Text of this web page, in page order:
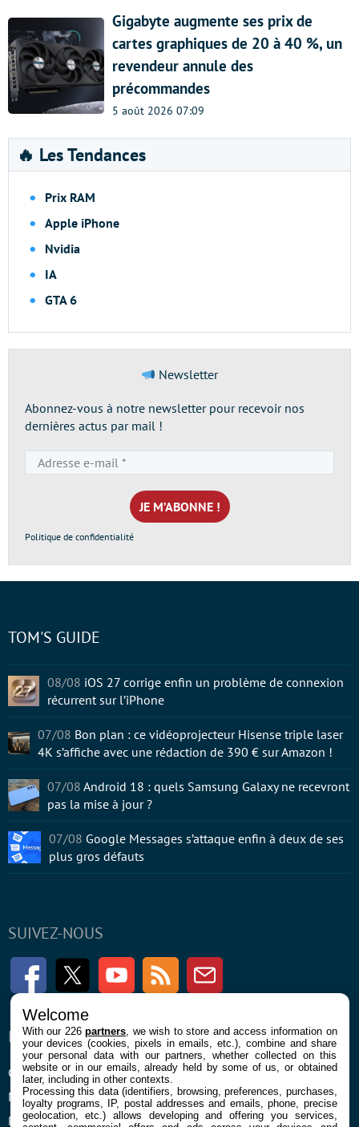
Gigabyte augmente ses prix de
cartes graphiques de 20 à 40 %, un
revendeur annule des
précommandes
5 août 2026 07:09
🔥 Les Tendances
Prix RAM
Apple iPhone
Nvidia
IA
GTA 6
Newsletter
Abonnez-vous à notre newsletter pour recevoir nos
dernières actus par mail !
e-
mail
*
Politique de confidentialité
SUIVEZ-NOUS
FacebookTwitter Youtube RSS Newsletter
ENTREPRISE
Confidentialité et Cookies
Mentions légales et CGU
Préférences Cookies
À PROPOS
Contact
TOM'S GUIDE
08/08 iOS 27 corrige enfin un problème de connexion
récurrent sur l’iPhone
07/08 Bon plan : ce vidéoprojecteur Hisense triple laser
4K s’affiche avec une rédaction de 390 € sur Amazon !
07/08 Android 18 : quels Samsung Galaxy ne recevront
pas la mise à jour ?
07/08 Google Messages s’attaque enfin à deux de ses
plus gros défauts
Welcome
With our 226partners , we wish to store and access information on
your devices (cookies, pixels in emails, etc.), combine and share
your personal data with our partners, whether collected on this
website or in our emails, already held by some of us, or obtained
later, including in other contexts.
Processing this data (identifiers, browsing, preferences, purchases,
loyalty programs, IP, postal addresses and emails, phone, precise
geolocation, etc.) allows developing and offering you services,